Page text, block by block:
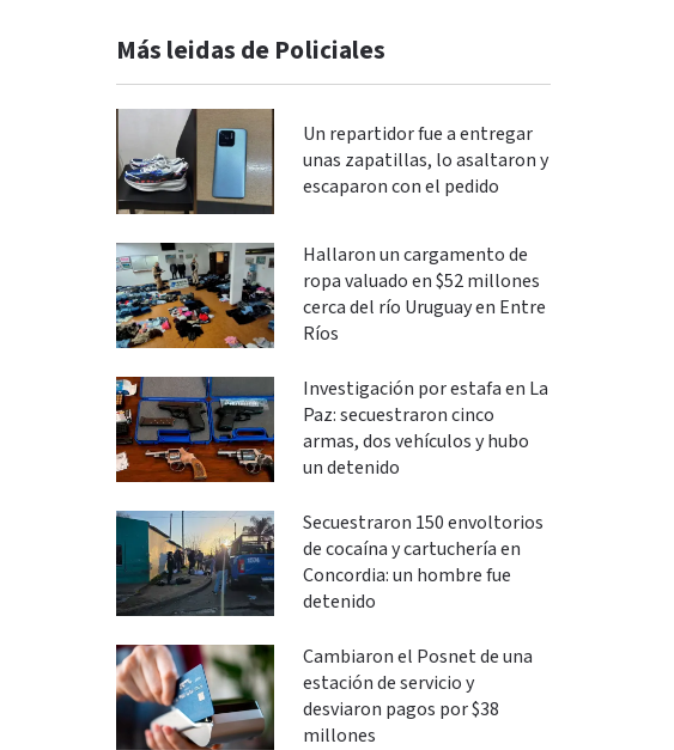
Más leidas de Policiales
Un repartidor fue a entregar
unas zapatillas, lo asaltaron y
escaparon con el pedido
Hallaron un cargamento de
ropa valuado en $52 millones
cerca del río Uruguay en Entre
Ríos
Investigación por estafa en La
Paz: secuestraron cinco
armas, dos vehículos y hubo
un detenido
Secuestraron 150 envoltorios
de cocaína y cartuchería en
Concordia: un hombre fue
detenido
Cambiaron el Posnet de una
estación de servicio y
desviaron pagos por $38
millones